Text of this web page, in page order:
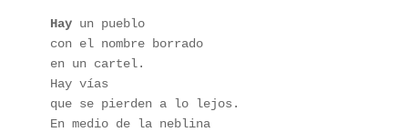
Hay un pueblo
con el nombre borrado
en un cartel.
Hay vías
que se pierden a lo lejos.
En medio de la neblina